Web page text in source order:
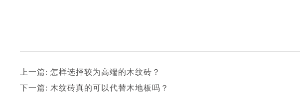
上一篇: 怎样选择较为高端的木纹砖？
下一篇: 木纹砖真的可以代替木地板吗？